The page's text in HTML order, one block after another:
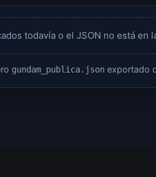
todavía o el JSON no está en
gundam_publica.jsonexportado